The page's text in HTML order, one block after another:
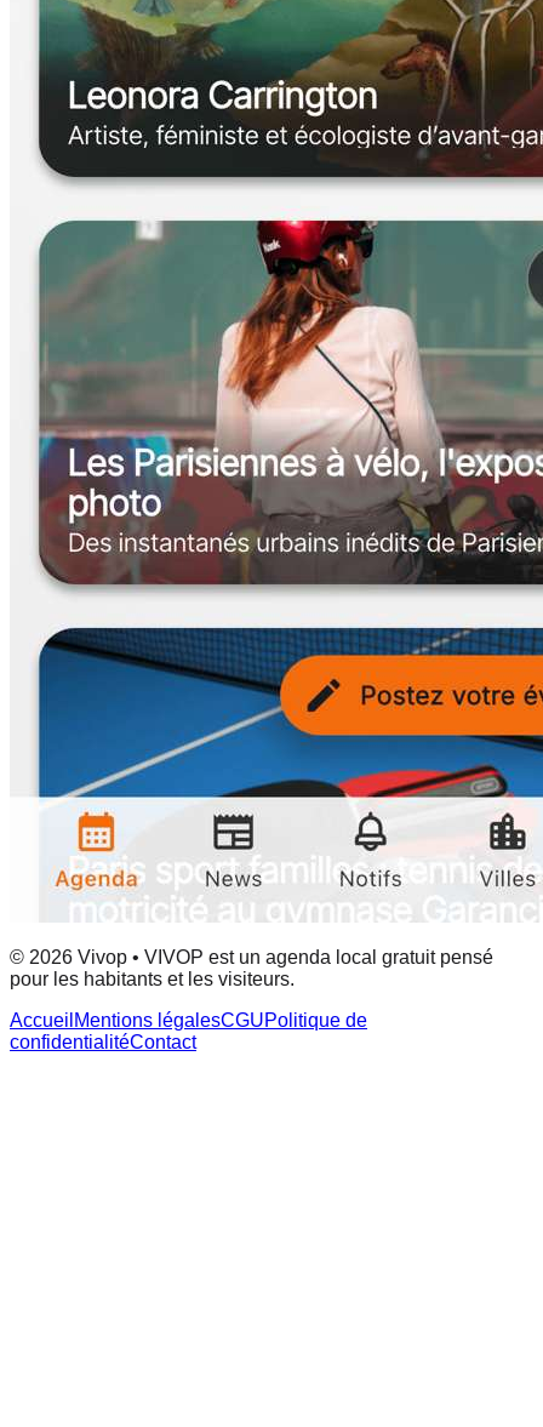
© 2026 Vivop • VIVOP est un agenda local gratuit pensé
pour les habitants et les visiteurs.
Accueil Mentions légalesCGUPolitique de
confidentialitéContact